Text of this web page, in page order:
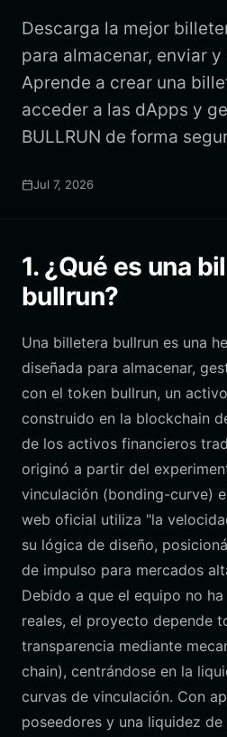
Descarga la mejor
para almacenar, enviar y
Aprende a crear una
acceder a las dApps y
BULLRUN de forma
Jul 7, 2026
1. ¿Qué es una
bullrun?
Una billetera bullrun es una
diseñada para almacenar,
con el token bullrun, un
construido en la blockchain
de los activos financieros
originó a partir del
vinculación (bonding-curve)
web oficial utiliza "la
su lógica de diseño,
de impulso para mercados
Debido a que el equipo no
reales, el proyecto depende
transparencia mediante
chain), centrándose en la
curvas de vinculación. Con
poseedores y una liquidez